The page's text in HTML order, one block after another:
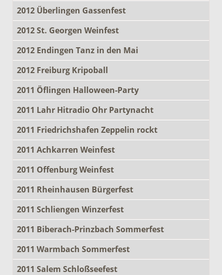
2012 Überlingen Gassenfest
2012 St. Georgen Weinfest
2012 Endingen Tanz in den Mai
2012 Freiburg Kripoball
2011 Öflingen Halloween-Party
2011 Lahr Hitradio Ohr Partynacht
2011 Friedrichshafen Zeppelin rockt
2011 Achkarren Weinfest
2011 Offenburg Weinfest
2011 Rheinhausen Bürgerfest
2011 Schliengen Winzerfest
2011 Biberach-Prinzbach Sommerfest
2011 Warmbach Sommerfest
2011 Salem Schloßseefest